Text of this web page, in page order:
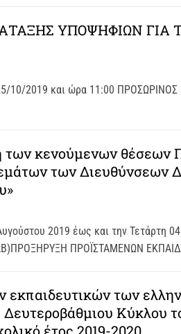
ΥΠΟΨΗΦΙΩΝ ΓΙΑ
10/2019 και ώρα 11:00
των κενούμενων θέσεων
των Διευθύνσεων
2019 έως και την Τετάρτη
ΠΡΟΪΣΤΑΜΕΝΩΝ ΕΚΠΑΙΔ
εκπαιδευτικών των
Κύκλου
έτος 2019-2020